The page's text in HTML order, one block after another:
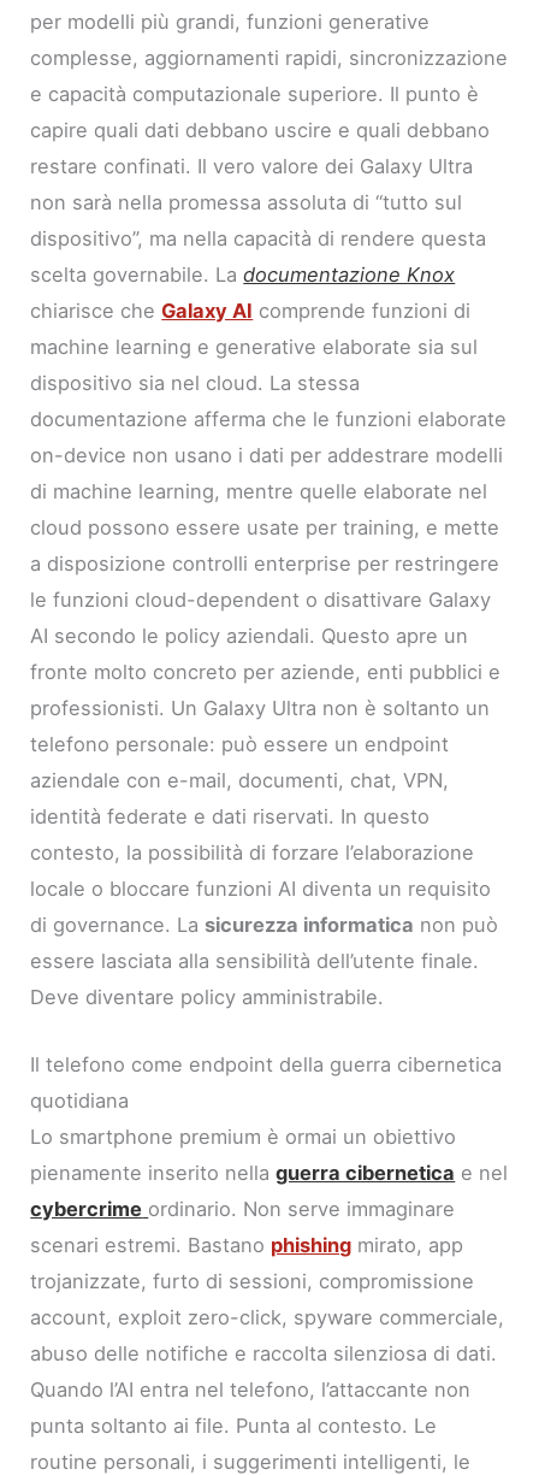
per modelli più grandi, funzioni generative
complesse, aggiornamenti rapidi, sincronizzazione
e capacità computazionale superiore. Il punto è
capire quali dati debbano uscire e quali debbano
restare confinati. Il vero valore dei Galaxy Ultra
non sarà nella promessa assoluta di “tutto sul
dispositivo”, ma nella capacità di rendere questa
scelta governabile. Ladocumentazione Knox
chiarisce cheGalaxy AI comprende funzioni di
machine learning e generative elaborate sia sul
dispositivo sia nel cloud. La stessa
documentazione afferma che le funzioni elaborate
on-device non usano i dati per addestrare modelli
di machine learning, mentre quelle elaborate nel
cloud possono essere usate per training, e mette
a disposizione controlli enterprise per restringere
le funzioni cloud-dependent o disattivare Galaxy
AI secondo le policy aziendali. Questo apre un
fronte molto concreto per aziende, enti pubblici e
professionisti. Un Galaxy Ultra non è soltanto un
telefono personale: può essere un endpoint
aziendale con e-mail, documenti, chat, VPN,
identità federate e dati riservati. In questo
contesto, la possibilità di forzare l’elaborazione
locale o bloccare funzioni AI diventa un requisito
di governance. La sicurezza informatica non può
essere lasciata alla sensibilità dell’utente finale.
Deve diventare policy amministrabile.
Il telefono come endpoint della guerra cibernetica
quotidiana
Lo smartphone premium è ormai un obiettivo
pienamente inserito nellaguerra cibernetica e nel
cybercrime ordinario. Non serve immaginare
scenari estremi. Bastano phishing mirato, app
trojanizzate, furto di sessioni, compromissione
account, exploit zero-click, spyware commerciale,
abuso delle notifiche e raccolta silenziosa di dati.
Quando l’AI entra nel telefono, l’attaccante non
punta soltanto ai file. Punta al contesto. Le
routine personali, i suggerimenti intelligenti, le